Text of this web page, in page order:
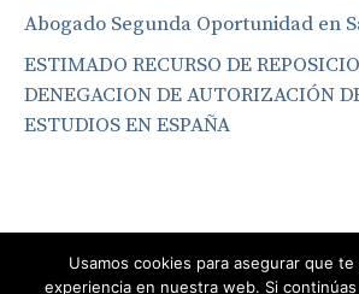
Abogado Segunda Oportunidad en
ESTIMADO RECURSO DE
DENEGACION DE AUTORIZACIÓN
ESTUDIOS EN ESPAÑA
Usamos cookies para asegurar que te
experiencia en nuestra web. Si